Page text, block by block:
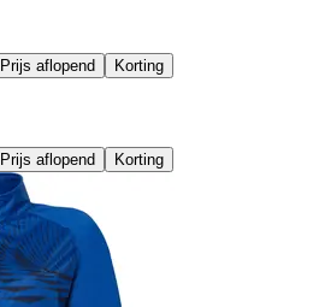
Prijs aflopend Korting
Prijs aflopend Korting